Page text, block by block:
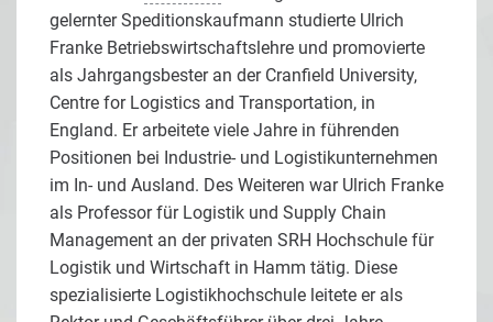
gelernter Speditionskaufmann studierte Ulrich
Franke Betriebswirtschaftslehre und promovierte
als Jahrgangsbester an der Cranfield University,
Centre for Logistics and Transportation, in
England. Er arbeitete viele Jahre in führenden
Positionen bei Industrie- und Logistikunternehmen
im In- und Ausland. Des Weiteren war Ulrich Franke
als Professor für Logistik und Supply Chain
Management an der privaten SRH Hochschule für
Logistik und Wirtschaft in Hamm tätig. Diese
spezialisierte Logistikhochschule leitete er als